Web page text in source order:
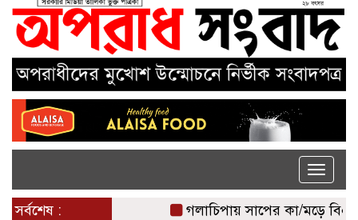
Toggle
সর্বশেষ : গলাচিপায় সাপের কা/মড়ে